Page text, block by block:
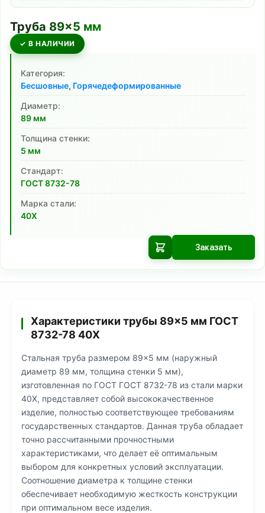
Труба 89×5 мм
✓ В НАЛИЧИИ
Категория:
Бесшовные, Горячедеформированные
Диаметр:
89 мм
Толщина стенки:
5 мм
Cтандарт:
ГОСТ 8732-78
Марка стали:
40Х
Заказать
Характеристики трубы 89×5 мм ГОСТ
8732-78 40Х
Стальная труба размером 89×5 мм (наружный
диаметр 89 мм, толщина стенки 5 мм),
изготовленная по ГОСТ ГОСТ 8732-78 из стали марки
40Х, представляет собой высококачественное
изделие, полностью соответствующее требованиям
государственных стандартов. Данная труба обладает
точно рассчитанными прочностными
характеристиками, что делает её оптимальным
выбором для конкретных условий эксплуатации.
Соотношение диаметра к толщине стенки
обеспечивает необходимую жесткость конструкции
при оптимальном весе изделия.